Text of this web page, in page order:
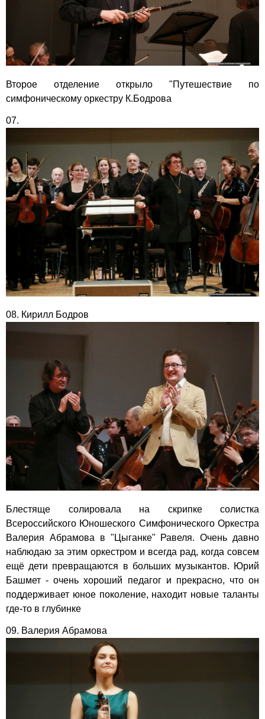
Второе отделение открыло "Путешествие по
симфоническому оркестру К.Бодрова
07.
08. Кирилл Бодров
Блестяще солировала на скрипке солистка
Всероссийского Юношеского Симфонического Оркестра
Валерия Абрамова в "Цыганке" Равеля. Очень давно
наблюдаю за этим оркестром и всегда рад, когда совсем
ещё дети превращаются в больших музыкантов. Юрий
Башмет - очень хороший педагог и прекрасно, что он
поддерживает юное поколение, находит новые таланты
где-то в глубинке
09. Валерия Абрамова